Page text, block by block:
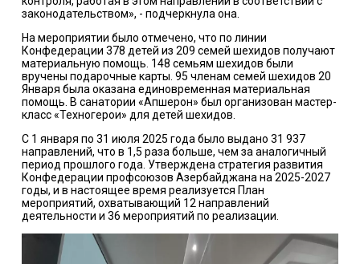
законодательством», - подчеркнула она.
На мероприятии было отмечено, что по линии
Конфедерации 378 детей из 209 семей шехидов получают
материальную помощь. 148 семьям шехидов были
вручены подарочные карты. 95 членам семей шехидов 20
Января была оказана единовременная материальная
помощь. В санатории «Апшерон» был организован мастер-
класс «Техногерои» для детей шехидов.
С 1 января по 31 июля 2025 года было выдано 31 937
направлений, что в 1,5 раза больше, чем за аналогичный
период прошлого года. Утверждена стратегия развития
Конфедерации профсоюзов Азербайджана на 2025-2027
годы, и в настоящее время реализуется План
мероприятий, охватывающий 12 направлений
деятельности и 36 мероприятий по реализации.